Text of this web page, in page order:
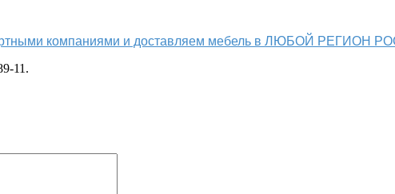
компаниями и доставляем мебель в ЛЮБОЙ РЕГИОН
11.